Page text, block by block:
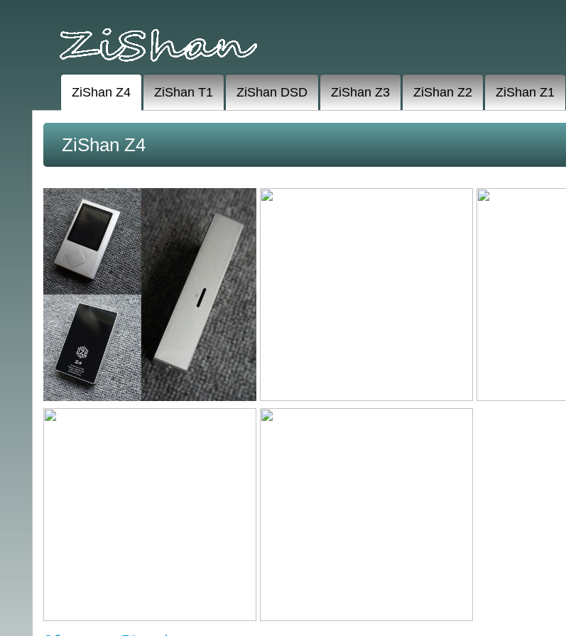
ZiShan Z4 ZiShan T1 ZiShan DSD ZiShan Z3 ZiShan Z2 ZiShan Z1
ZiShan Z4